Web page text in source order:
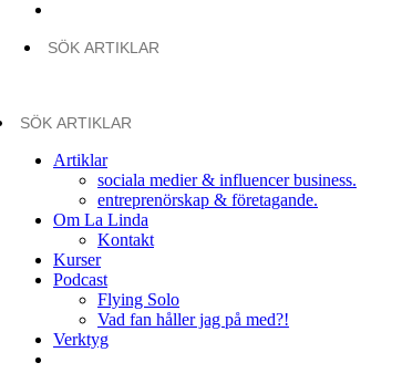
Artiklar
sociala medier & influencer business.
entreprenörskap & företagande.
Om La Linda
Kontakt
Kurser
Podcast
Flying Solo
Vad fan håller jag på med?!
Verktyg